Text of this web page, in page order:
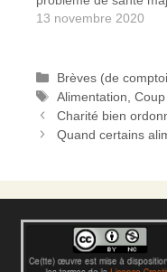
plupart des pays, à tel
13 novembre 2020
Catégories
Brèves (de
Étiquettes
Alimentation ,
Charité bien
Quand certains